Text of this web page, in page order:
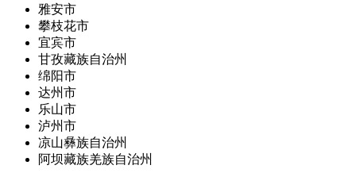
雅安市
攀枝花市
宜宾市
甘孜藏族自治州
绵阳市
达州市
乐山市
泸州市
凉山彝族自治州
阿坝藏族羌族自治州